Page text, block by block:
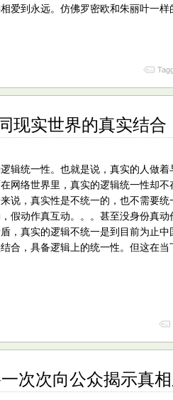
爱到永远。仿佛罗密欧和朱丽叶一样
现实世界的真实结合
辑统一性。也就是说，真实的人做
网络世界里，真实的逻辑统一性却
说，真实性是不统一的，也不需要统
假动作真互动。。。甚至没身份真
，真实的逻辑不统一是到目前为止中
合，具备逻辑上的统一性。但这在
次次向公众揭示真